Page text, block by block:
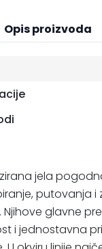
Opis proizvoda
jela
putovanja i
glavne
i jednostavna